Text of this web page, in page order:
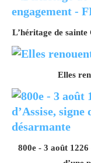
L’héritage de
Elles
800e - 3 août